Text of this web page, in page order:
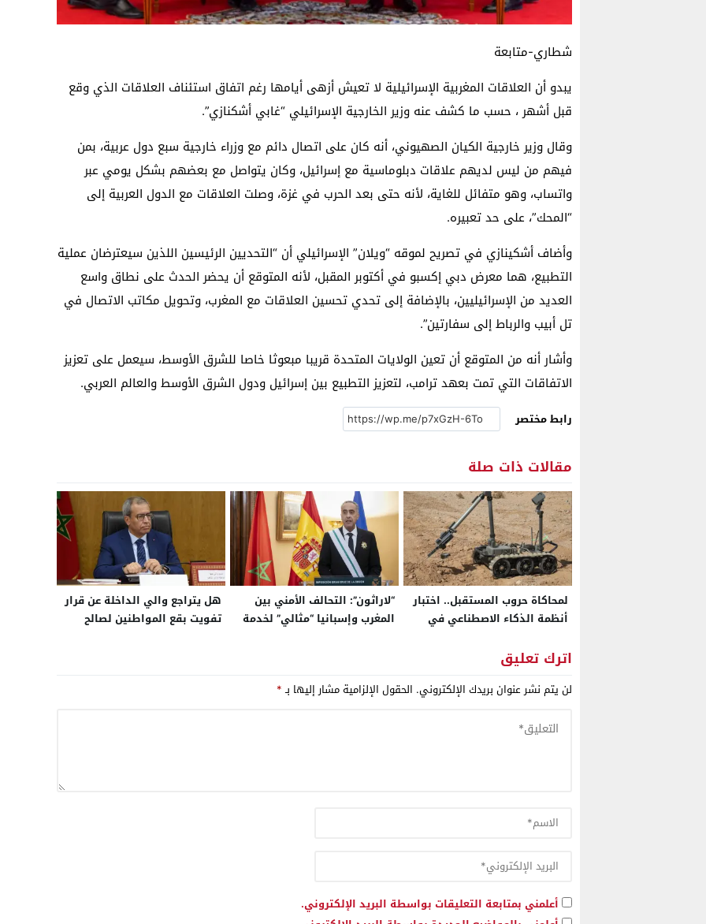
شطاري-متابعة
يبدو أن العلاقات المغربية الإسرائيلية لا تعيش أزهى أيامها رغم اتفاق استئناف العلاقات الذي وقع
قبل أشهر ، حسب ما كشف عنه وزير الخارجية الإسرائيلي “غابي أشكنازي”.
وقال وزير خارجية الكيان الصهيوني، أنه كان على اتصال دائم مع وزراء خارجية سبع دول عربية، بمن
فيهم من ليس لديهم علاقات دبلوماسية مع إسرائيل، وكان يتواصل مع بعضهم بشكل يومي عبر
واتساب، وهو متفائل للغاية، لأنه حتى بعد الحرب في غزة، وصلت العلاقات مع الدول العربية إلى
“المحك”، على حد تعبيره.
وأضاف أشكينازي في تصريح لموقه “ويلان” الإسرائيلي أن “التحديين الرئيسين اللذين سيعترضان عملية
التطبيع، هما معرض دبي إكسبو في أكتوبر المقبل، لأنه المتوقع أن يحضر الحدث على نطاق واسع
العديد من الإسرائيليين، بالإضافة إلى تحدي تحسين العلاقات مع المغرب، وتحويل مكاتب الاتصال في
تل أبيب والرباط إلى سفارتين”.
وأشار أنه من المتوقع أن تعين الولايات المتحدة قريبا مبعوثا خاصا للشرق الأوسط، سيعمل على تعزيز
الاتفاقات التي تمت بعهد ترامب، لتعزيز التطبيع بين إسرائيل ودول الشرق الأوسط والعالم العربي.
رابط مختصر
مقالات ذات صلة
لمحاكاة حروب المستقبل.. اختبار
أنظمة الذكاء الاصطناعي في
بالمغرب لأول مرة
“لاراثون”: التحالف الأمني بين
المغرب وإسبانيا “مثالي” لخدمة
هل يتراجع والي الداخلة عن قرار
تفويت بقع المواطنين لصالح
اترك تعليق
لن يتم نشر عنوان بريدك الإلكتروني. الحقول الإلزامية مشار إليها بـ*
أعلمني بمتابعة التعليقات بواسطة البريد الإلكتروني.